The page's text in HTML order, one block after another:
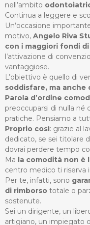
nell’ambito
Continua a leggere e
Un’occasione
motivo, Angelo Riva
con i maggiori fondi
l’attivazione di
vantaggiose.
L’obiettivo è quello di
soddisfare, ma
Parola d’ordine
preoccuparsi di nulla né
pratiche. Pensiamo a
Proprio così: grazie al
dedicato, se sei titolare
dovrai perdere tempo
Ma la comodità non è
centro medico ti riserva
Per te, infatti, sono
di rimborso totale o
sostenute.
Sei un dirigente, un
artigiano, un impiegato